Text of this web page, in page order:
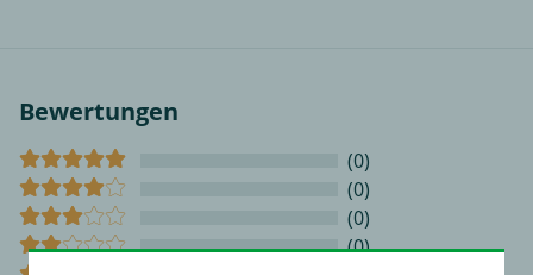
Bewertungen
(0)
(0)
(0)
(0)